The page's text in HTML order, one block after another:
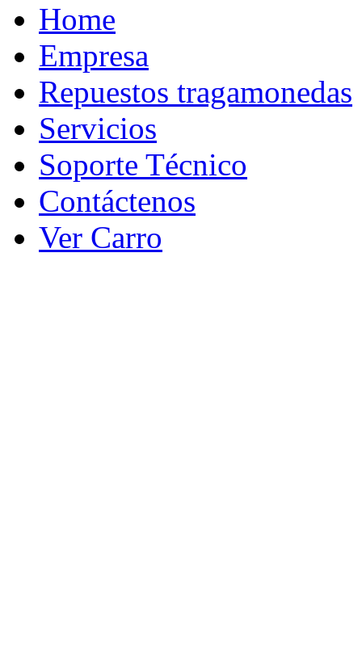
Home
Empresa
Repuestos tragamonedas
Servicios
Soporte Técnico
Contáctenos
Ver Carro